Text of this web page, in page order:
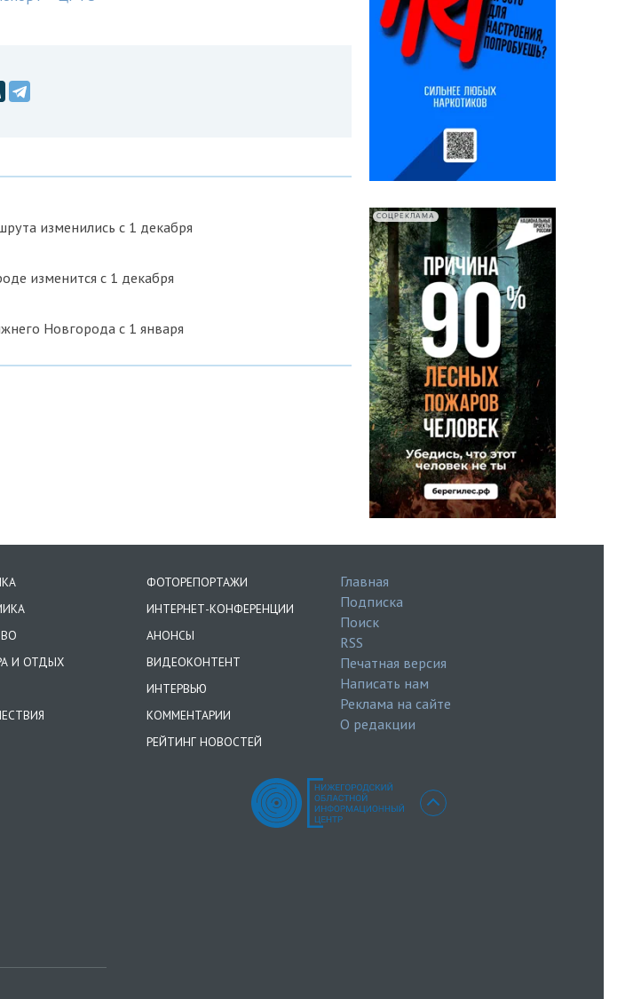
изменились с 1 декабря
изменится с 1 декабря
Новгорода с 1 января
СОЦРЕКЛАМА
И ОТДЫХ
ФОТОРЕПОРТАЖИ
ИНТЕРНЕТ-КОНФЕРЕНЦИИ
АНОНСЫ
ВИДЕОКОНТЕНТ
ИНТЕРВЬЮ
КОММЕНТАРИИ
РЕЙТИНГ НОВОСТЕЙ
Главная
Подписка
Поиск
RSS
Печатная версия
Написать нам
Реклама на сайте
О редакции